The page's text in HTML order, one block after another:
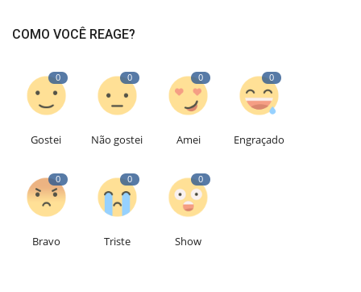
COMO VOCÊ REAGE?
0
Gostei
0
Não gostei
0
Amei
0
Engraçado
0
Bravo
0
Triste
0
Show